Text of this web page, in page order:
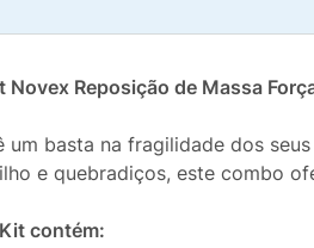
Novex Reposição de Massa
um basta na fragilidade dos
e quebradiços, este combo
contém: